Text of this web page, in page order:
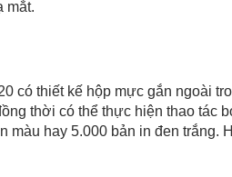
mắt.
có thiết kế hộp mực gắn ngoài
thời có thể thực hiện thao tác
màu hay 5.000 bản in đen trắng.